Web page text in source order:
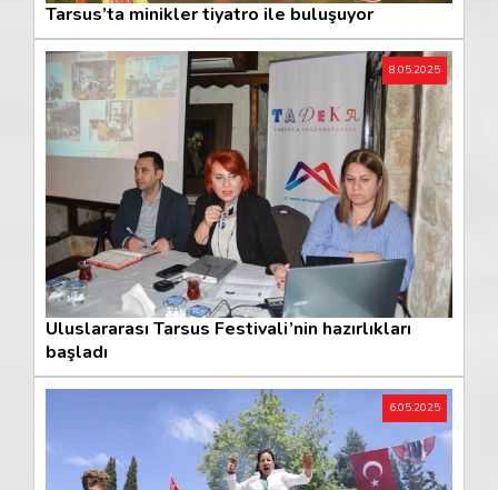
Tarsus’ta minikler tiyatro ile buluşuyor
8.05.2025
Uluslararası Tarsus Festivali’nin hazırlıkları
başladı
6.05.2025